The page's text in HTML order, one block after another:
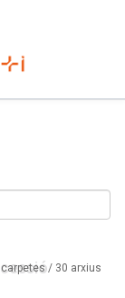
/ 30 arxius